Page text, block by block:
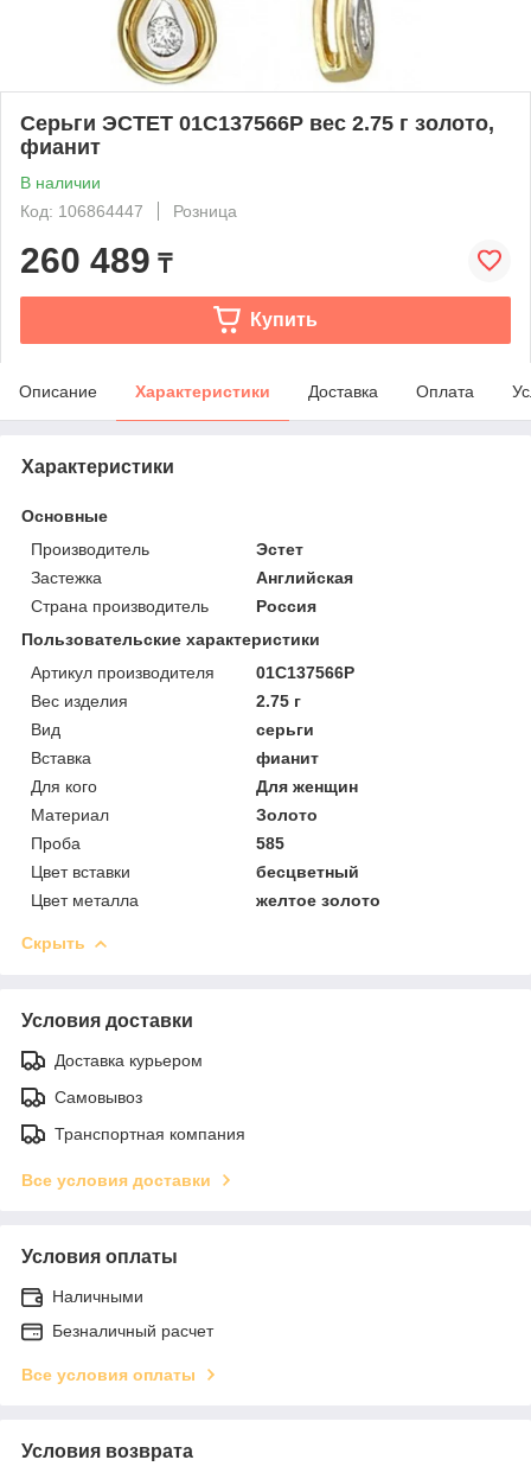
Серьги ЭСТЕТ 01С137566Р вес 2.75 г золото,
фианит
В наличии
Код: 106864447
Розница
260 489 ₸
Купить
Описание Характеристики Доставка Оплата
Характеристики
Основные
Производитель
Эстет
Застежка
Английская
Страна производитель
Россия
Пользовательские характеристики
Артикул производителя
01С137566Р
Вес изделия
2.75 г
Вид
серьги
Вставка
фианит
Для кого
Для женщин
Материал
Золото
Проба
585
Цвет вставки
бесцветный
Цвет металла
желтое золото
Скрыть
Условия доставки
Доставка курьером
Самовывоз
Транспортная компания
Все условия доставки
Условия оплаты
Наличными
Безналичный расчет
Все условия оплаты
Условия возврата